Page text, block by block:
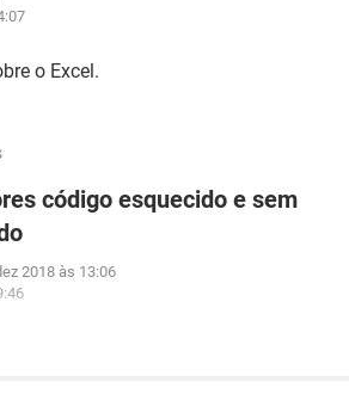
o Excel.
código esquecido e sem
2018 às 13:06